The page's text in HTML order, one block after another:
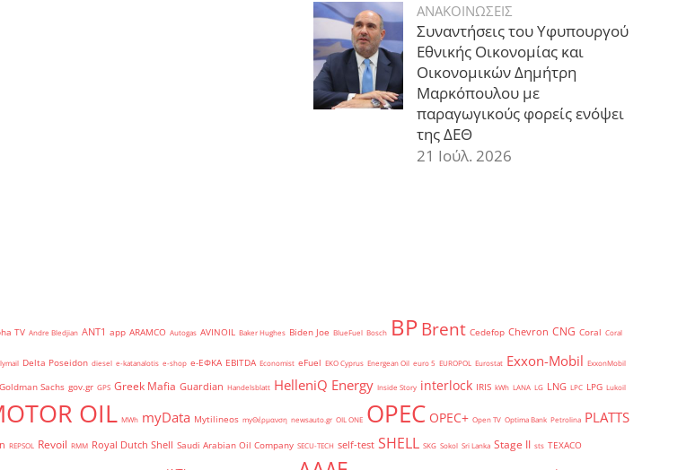
ΑΝΑΚΟΙΝΩΣΕΙΣ
Συναντήσεις του Υφυπουργού
Εθνικής Οικονομίας και
Οικονομικών Δημήτρη
Μαρκόπουλου με
παραγωγικούς φορείς ενόψει
της ΔΕΘ
21 Ιούλ. 2026
TV Andre Bledjian ANT1 app ARAMCO Autogas AVINOIL Baker Hughes Biden Joe BlueFuel Bosch BPBrent Cedefop Chevron CNG Coral Coral
Delta Poseidon diesel e-katanalotis e-shop e-ΕΦΚΑ EBITDA Economist eFuel EKO Cyprus Energean Oil euro 5 EUROPOL Eurostat Exxon-Mobil ExxonMobil
Goldman Sachs gov.gr GPS Greek Mafia Guardian Handelsblatt HelleniQ Energy Inside Story interlock IRIS kWh LANA LG LNG LPC LPG Lukoil
OIL MWh myData Mytilineos myΘέρμανση newsauto.gr OIL ONE OPEC OPEC+ Open TV Optima Bank Petrolina PLATTS
REPSOL Revoil RMM Royal Dutch Shell Saudi Arabian Oil Company SECU-TECH self-test SHELL SKG Sokol Sri Lanka Stage II sts TEXACO